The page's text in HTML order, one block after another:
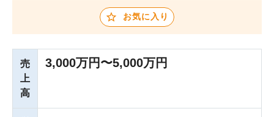
お気に入り
売
上
高
3,000万円〜5,000万円